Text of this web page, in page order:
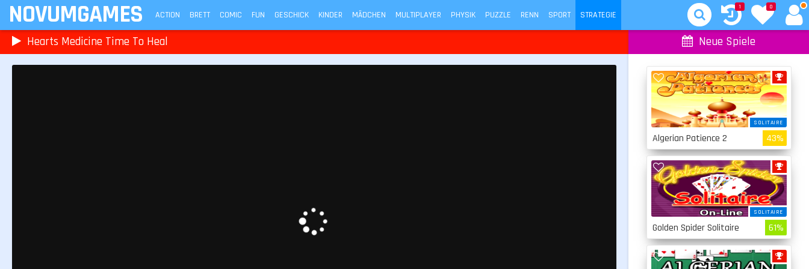
NOVUMGAMES ACTION BRETT COMIC FUN GESCHICK KINDER MÄDCHEN MULTIPLAYER PHYSIK PUZZLE RENN SPORT STRATEGIE
0
1
Hearts Medicine Time To Heal Neue Spiele
SOLITAIRE
Algerian Patience 2 43%
SOLITAIRE
Golden Spider Solitaire 61%